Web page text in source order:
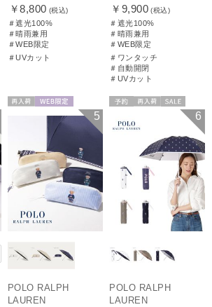
￥8,800 (税込)
＃遮光100%
＃晴雨兼用
＃WEB限定
＃UVカット
￥9,900 (税込)
＃遮光100%
＃晴雨兼用
＃WEB限定
＃ワンタッチ
＃自動開閉
＃UVカット
5
POLO RALPH
LAUREN
セール
送料無料
WOMEN
6
POLO RALPH
LAUREN